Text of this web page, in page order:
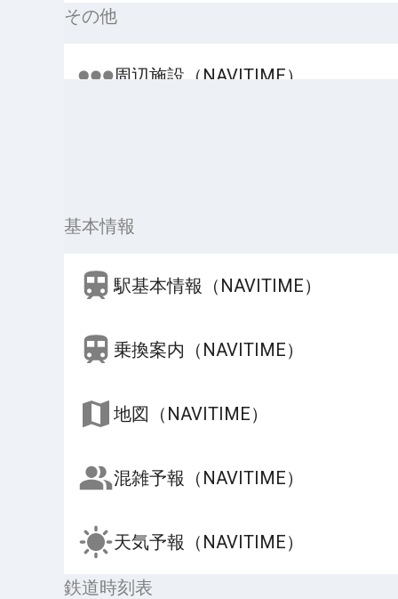
その他
周辺施設（NAVITIME）
基本情報
駅基本情報（NAVITIME）
乗換案内（NAVITIME）
地図（NAVITIME）
混雑予報（NAVITIME）
天気予報（NAVITIME）
鉄道時刻表